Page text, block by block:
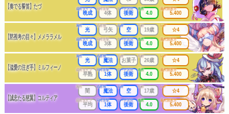
【奏でる誓笛】たづ 成長タイプ
晩成
同時攻撃
4体
リーチ区分
後衛
連携
4.0
最大防護力
5.400
【黙視考の目々】メメララメル
属性
光
武器種
弓矢
出身
空
年齢
19歳
成長タイプ
晩成
同時攻撃
3体
リーチ区分
後衛
連携
4.0
レア
☆4
最大防護力
5.400
【溢愛の注ぎ手】ミルフィーノ
属性
光
武器種
魔法
出身
お菓子
年齢
26歳
成長タイプ
早熟
同時攻撃
1体
リーチ区分
後衛
連携
4.0
レア
☆4
最大防護力
5.400
【誠忠たる慈翼】コルティア
属性
闇
武器種
魔法
出身
空
年齢
17歳
成長タイプ
平均
同時攻撃
1体
リーチ区分
後衛
連携
4.0
レア
☆4
最大防護力
5.400